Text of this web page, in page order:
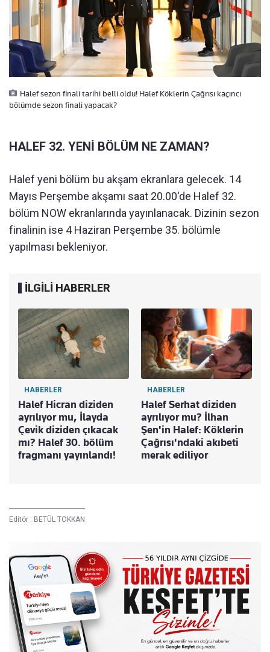
Halef sezon finali tarihi belli oldu! Halef Köklerin Çağrısı kaçıncı
bölümde sezon finali yapacak?
HALEF 32. YENİ BÖLÜM NE ZAMAN?
Halef yeni bölüm bu akşam ekranlara gelecek. 14
Mayıs Perşembe akşamı saat 20.00'de Halef 32.
bölüm NOW ekranlarında yayınlanacak. Dizinin sezon
finalinin ise 4 Haziran Perşembe 35. bölümle
yapılması bekleniyor.
İLGİLİ HABERLER
HABERLER
Halef Hicran diziden
ayrılıyor mu, İlayda
Çevik diziden çıkacak
mı? Halef 30. bölüm
fragmanı yayınlandı!
HABERLER
Halef Serhat diziden
ayrılıyor mu? İlhan
Şen'in Halef: Köklerin
Çağrısı'ndaki akıbeti
merak ediliyor
Editör : BETÜL TOKKAN